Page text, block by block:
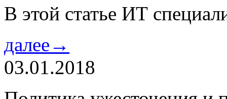
В этой статье ИТ
далее→
03.01.2018